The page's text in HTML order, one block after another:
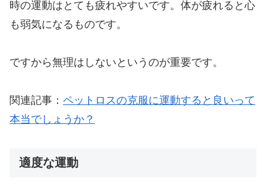
時の運動はとても疲れやすいです。体が疲れると心
も弱気になるものです。
ですから無理はしないというのが重要です。
関連記事： ペットロスの克服に運動すると良いって
本当でしょうか？
適度な運動